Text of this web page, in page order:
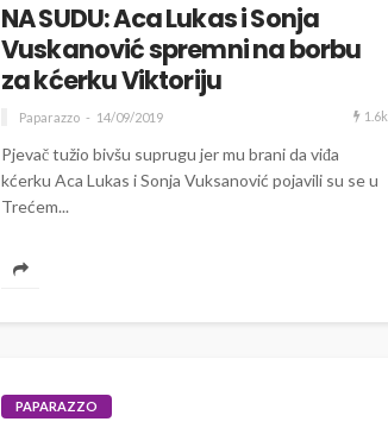
NA SUDU: Aca Lukas i Sonja
Vuskanović spremni na borbu
za kćerku Viktoriju
Paparazzo 14/09/2019 1.6k
Pjevač tužio bivšu suprugu jer mu brani da viđa
kćerku Aca Lukas i Sonja Vuksanović pojavili su se u
Trećem...
PAPARAZZO